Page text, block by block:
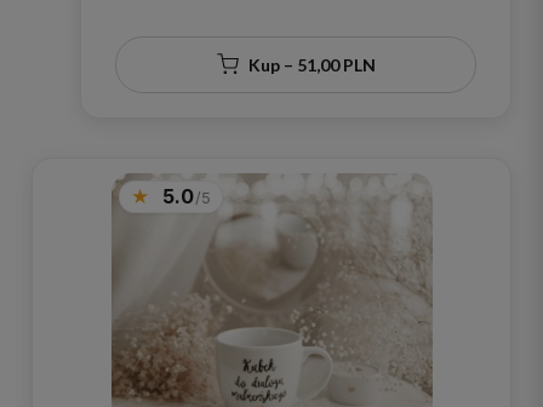
Kup – 51,00 PLN
5.0